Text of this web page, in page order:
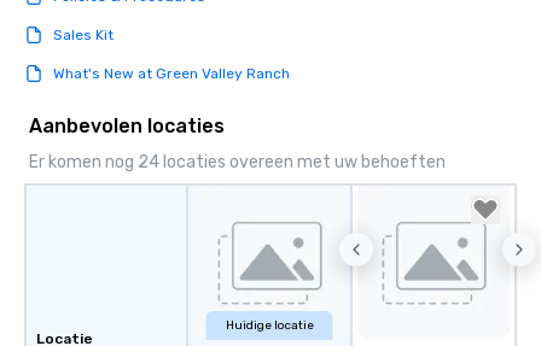
Sales Kit
What's New at Green Valley Ranch
Aanbevolen locaties
Er komen nog 24 locaties overeen met uw behoeften
Locatie
Huidige locatie